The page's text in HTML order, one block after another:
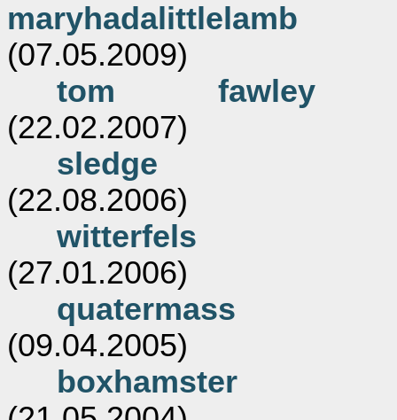
maryhadalittlelamb
(07.05.2009)
tom fawley
(22.02.2007)
sledge
(22.08.2006)
witterfels
(27.01.2006)
quatermass
(09.04.2005)
boxhamster